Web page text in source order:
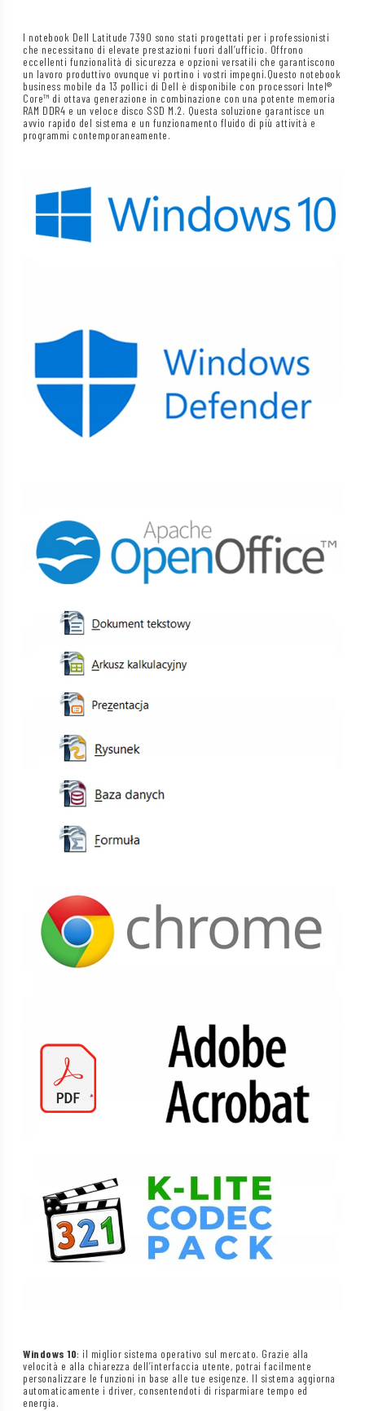
I notebook Dell Latitude 7390 sono stati progettati per i professionisti
che necessitano di elevate prestazioni fuori dall’ufficio. Offrono
eccellenti funzionalità di sicurezza e opzioni versatili che garantiscono
un lavoro produttivo ovunque vi portino i vostri impegni.Questo notebook
business mobile da 13 pollici di Dell è disponibile con processori Intel®
Core™ di ottava generazione in combinazione con una potente memoria
RAM DDR4 e un veloce disco SSD M.2. Questa soluzione garantisce un
avvio rapido del sistema e un funzionamento fluido di più attività e
programmi contemporaneamente.
Windows 10: il miglior sistema operativo sul mercato. Grazie alla
velocità e alla chiarezza dell’interfaccia utente, potrai facilmente
personalizzare le funzioni in base alle tue esigenze. Il sistema aggiorna
automaticamente i driver, consentendoti di risparmiare tempo ed
energia.